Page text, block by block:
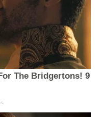
The Bridgertons! 9